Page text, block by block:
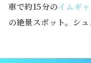
車で約15分のイムギ
の絶景スポット。シ